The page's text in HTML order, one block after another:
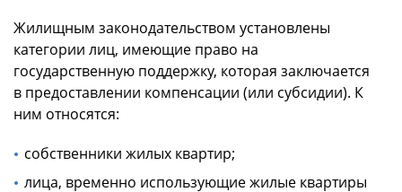
Жилищным законодательством установлены
категории лиц, имеющие право на
государственную поддержку, которая заключается
в предоставлении компенсации (или субсидии). К
ним относятся:
собственники жилых квартир;
лица, временно использующие жилые квартиры